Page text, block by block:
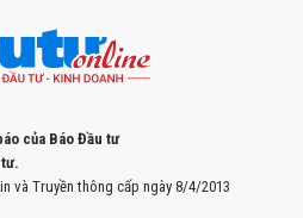
của Báo Đầu tư
và Truyền thông cấp ngày 8/4/2013